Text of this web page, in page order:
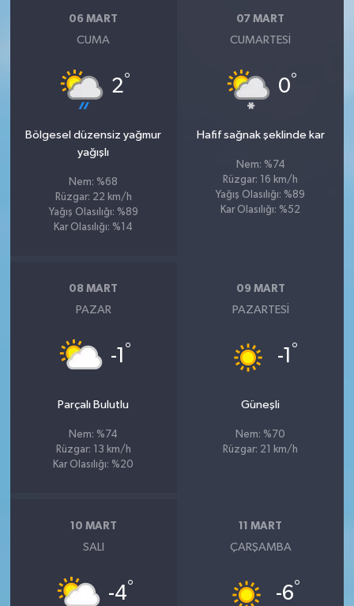
06 MART
CUMA
2°
Bölgesel düzensiz yağmur
yağışlı
Nem: %68
Rüzgar: 22 km/h
Yağış Olasılığı: %89
Kar Olasılığı: %14
07 MART
CUMARTESI
0°
Hafif sağnak şeklinde kar
Nem: %74
Rüzgar: 16 km/h
Yağış Olasılığı: %89
Kar Olasılığı: %52
08 MART
PAZAR
-1 °
Parçalı Bulutlu
Nem: %74
Rüzgar: 13 km/h
Kar Olasılığı: %20
09 MART
PAZARTESI
-1 °
Güneşli
Nem: %70
Rüzgar: 21 km/h
10 MART
SALI
-4°
11 MART
ÇARŞAMBA
-6°